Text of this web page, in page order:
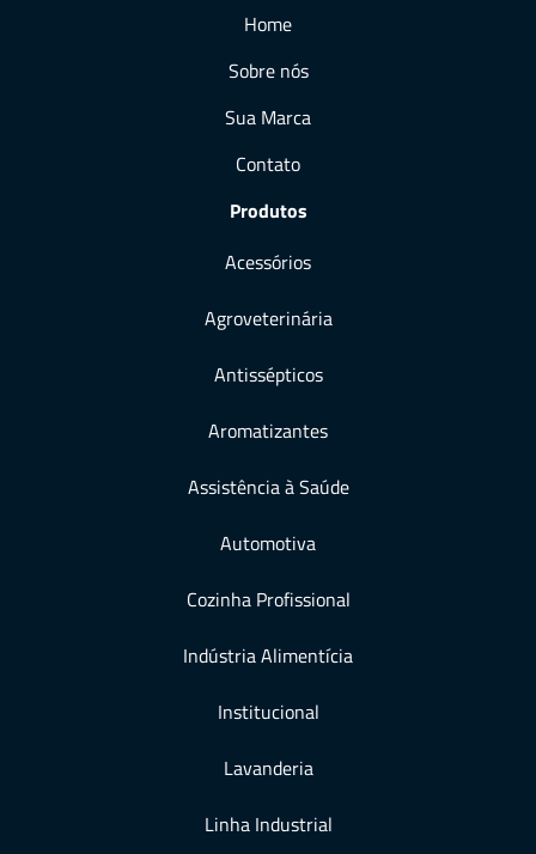
Home
Sobre nós
Sua Marca
Contato
Produtos
Acessórios
Agroveterinária
Antissépticos
Aromatizantes
Assistência à Saúde
Automotiva
Cozinha Profissional
Indústria Alimentícia
Institucional
Lavanderia
Linha Industrial